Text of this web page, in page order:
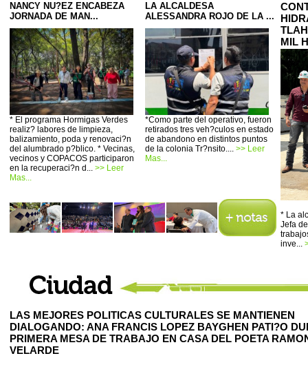
NANCY NU?EZ ENCABEZA
JORNADA DE MAN...
* El programa Hormigas Verdes
realiz? labores de limpieza,
balizamiento, poda y renovaci?n
del alumbrado p?blico. * Vecinas,
vecinos y COPACOS participaron
en la recuperaci?n d... >> Leer
Mas...
LA ALCALDESA
ALESSANDRA ROJO DE LA ...
*Como parte del operativo, fueron
retirados tres veh?culos en estado
de abandono en distintos puntos
de la colonia Tr?nsito.... >> Leer
Mas...
MIL
* La
Jefa
inve...
LAS MEJORES POLITICAS CULTURALES SE MANTIENEN
DIALOGANDO: ANA FRANCIS LOPEZ BAYGHEN PATI?O
PRIMERA MESA DE TRABAJO EN CASA DEL POETA
VELARDE